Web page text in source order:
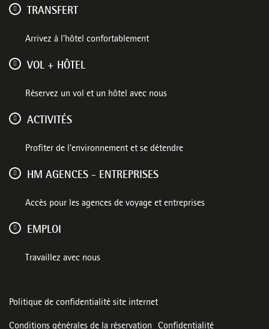
TRANSFERT
Arrivez à l’hôtel confortablement
VOL + HÔTEL
Réservez un vol et un hôtel avec nous
ACTIVITÉS
Profiter de l'environnement et se détendre
HM AGENCES - ENTREPRISES
Accès pour les agences de voyage et entreprises
EMPLOI
Travaillez avec nous
Politique de confidentialité site internet
Conditions générales de la réservation Confidentialité